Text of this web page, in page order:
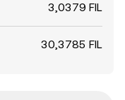
3,0379 FIL
30,3785 FIL